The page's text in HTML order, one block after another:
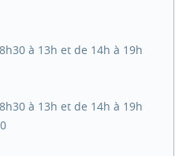
à 13h et de 14h à 19h
à 13h et de 14h à 19h